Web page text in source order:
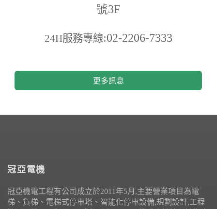
號3F
24H服務專線:02-2206-7333
更多訊息
冠亞電機
冠亞機電工程有公司成立於2011年5月,主要營業項目為電
梯、貨梯、電梯式停車塔、智能化停車設備,規劃設計,工程